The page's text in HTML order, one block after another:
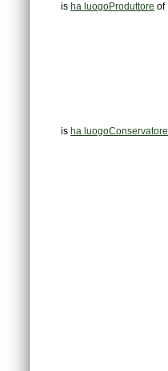
is ha luogoProduttore of
is ha luogoConservatore